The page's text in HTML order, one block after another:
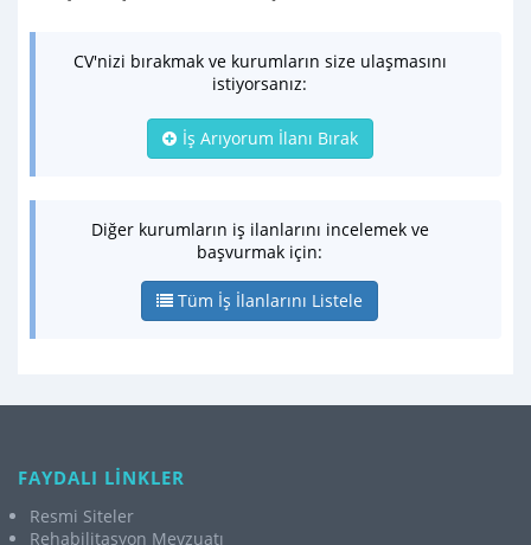
CV'nizi bırakmak ve kurumların size ulaşmasını
istiyorsanız:
İş Arıyorum İlanı Bırak
Diğer kurumların iş ilanlarını incelemek ve
başvurmak için:
Tüm İş İlanlarını Listele
FAYDALI LİNKLER
Resmi Siteler
Rehabilitasyon Mevzuatı